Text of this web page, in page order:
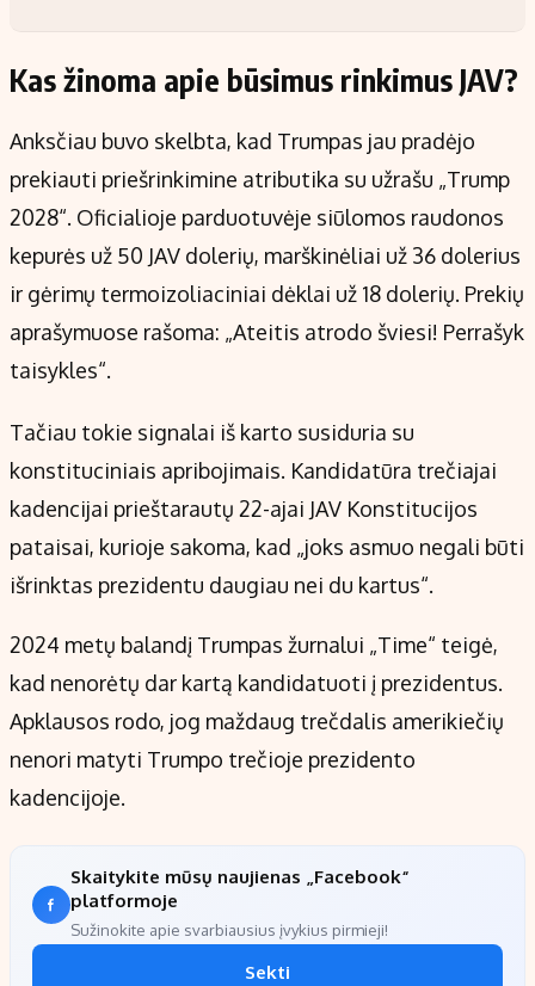
Kas žinoma apie būsimus rinkimus JAV?
Anksčiau buvo skelbta, kad Trumpas jau pradėjo
prekiauti priešrinkimine atributika su užrašu „Trump
2028“. Oficialioje parduotuvėje siūlomos raudonos
kepurės už 50 JAV dolerių, marškinėliai už 36 dolerius
ir gėrimų termoizoliaciniai dėklai už 18 dolerių. Prekių
aprašymuose rašoma: „Ateitis atrodo šviesi! Perrašyk
taisykles“.
Tačiau tokie signalai iš karto susiduria su
konstituciniais apribojimais. Kandidatūra trečiajai
kadencijai prieštarautų 22-ajai JAV Konstitucijos
pataisai, kurioje sakoma, kad „joks asmuo negali būti
išrinktas prezidentu daugiau nei du kartus“.
2024 metų balandį Trumpas žurnalui „Time“ teigė,
kad nenorėtų dar kartą kandidatuoti į prezidentus.
Apklausos rodo, jog maždaug trečdalis amerikiečių
nenori matyti Trumpo trečioje prezidento
kadencijoje.
Skaitykite mūsų naujienas „Facebook“
platformoje
Sužinokite apie svarbiausius įvykius pirmieji!
Sekti